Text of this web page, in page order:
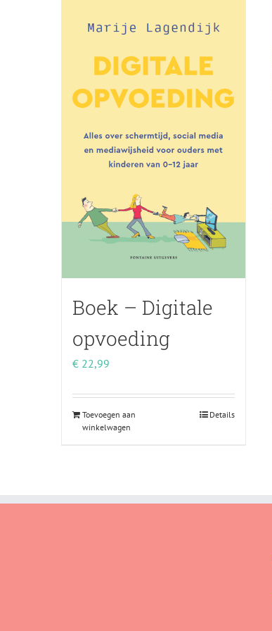
Boek – Digitale
opvoeding
€ 22,99
Toevoegen aan
winkelwagen
Details